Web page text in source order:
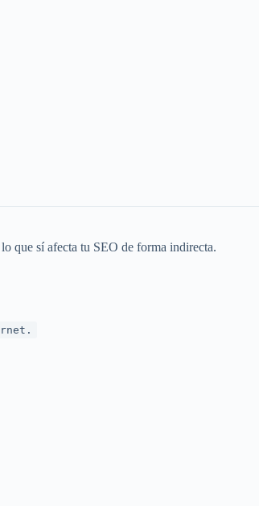
que sí afecta tu SEO de forma indirecta.